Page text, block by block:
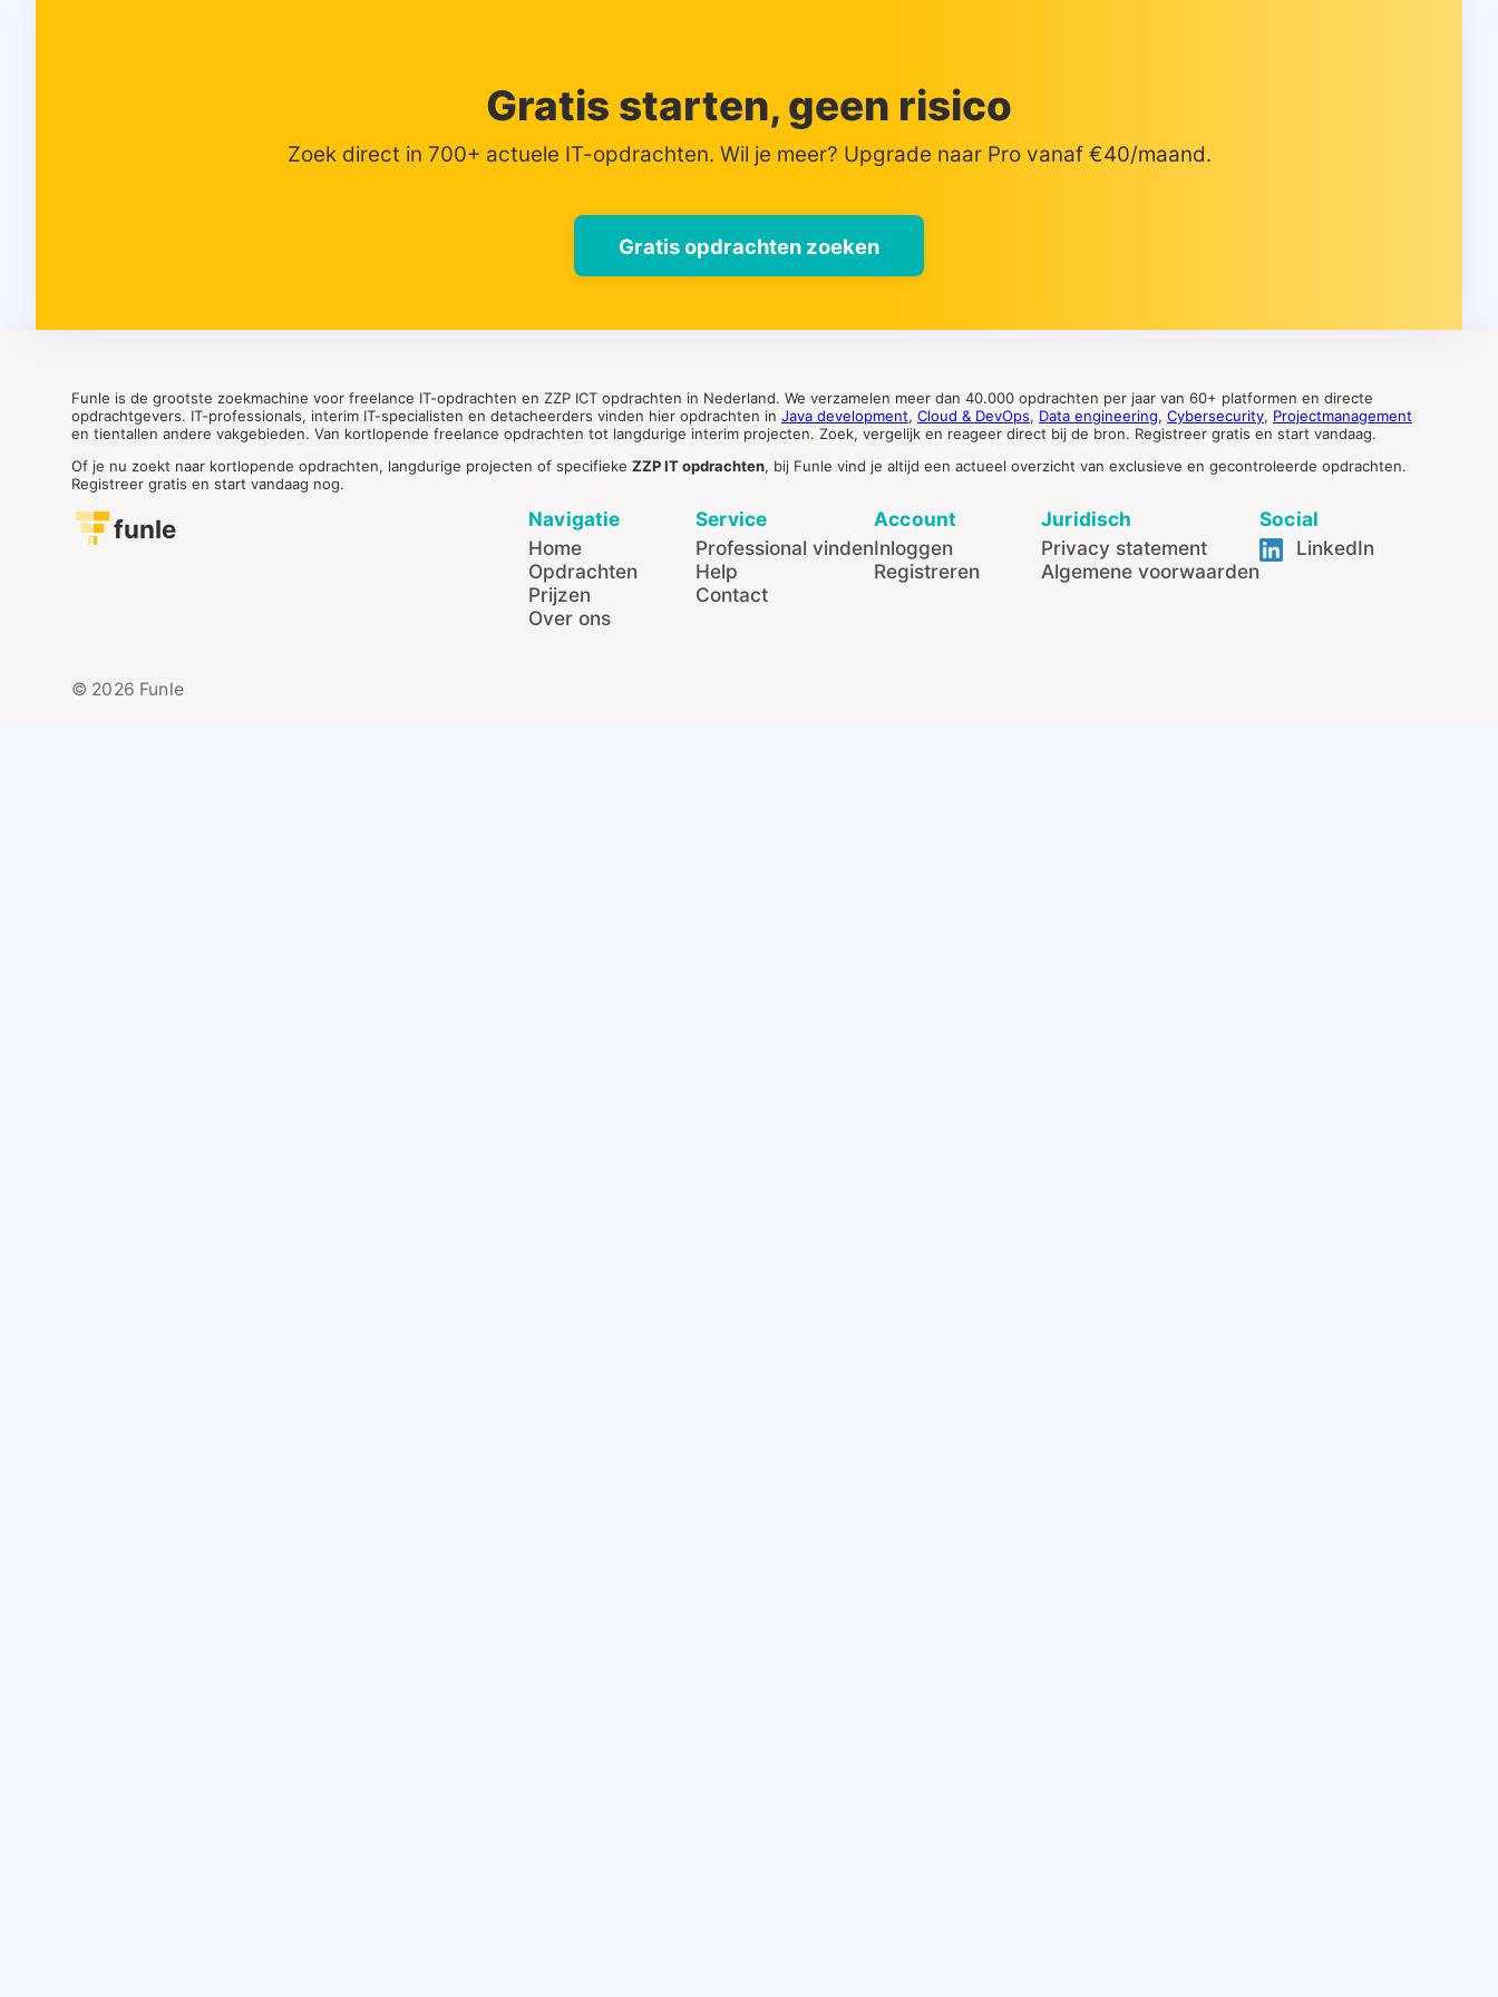
Gratis starten, geen risico
Zoek direct in 700+ actuele IT-opdrachten. Wil je meer? Upgrade naar Pro vanaf €40/maand.
Gratis opdrachten zoeken
Funle is de grootste zoekmachine voor freelance IT-opdrachten en ZZP ICT opdrachten in Nederland. We verzamelen meer dan 40.000 opdrachten per jaar van 60+ platformen en directe
opdrachtgevers. IT-professionals, interim IT-specialisten en detacheerders vinden hier opdrachten in Java development, Cloud & DevOps, Data engineering, Cybersecurity, Projectmanagement
en tientallen andere vakgebieden. Van kortlopende freelance opdrachten tot langdurige interim projecten. Zoek, vergelijk en reageer direct bij de bron. Registreer gratis en start vandaag.
Of je nu zoekt naar kortlopende opdrachten, langdurige projecten of specifieke ZZP IT opdrachten, bij Funle vind je altijd een actueel overzicht van exclusieve en gecontroleerde opdrachten.
Registreer gratis en start vandaag nog.
funle
Navigatie
Home
Opdrachten
Prijzen
Over ons
Service
Professional vinden
Help
Contact
Account
Inloggen
Registreren
Juridisch
Privacy statement
Algemene voorwaarden
Social
LinkedIn
© 2026 Funle